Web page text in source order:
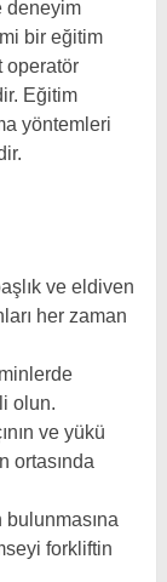
deneyim
bir eğitim
operatör
Eğitim
yöntemleri
ve eldiven
her zaman
olun.
ve yükü
ortasında
forkliftin